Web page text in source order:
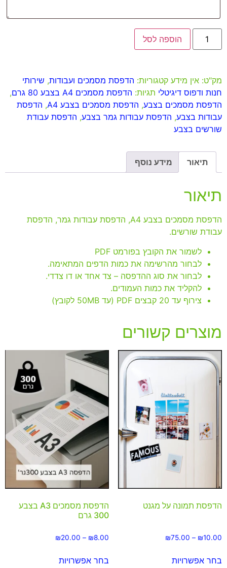
הוספה לסל
מק"ט: אין מידע קטגוריות: הדפסת מסמכים ועבודות, שירותי
חנות ודפוס דיגיטלי תגיות: הדפסת מסמכים A4 בצבע 80 גרם
,
הדפסת מסמכים בצבע, הדפסת מסמכים בצבע A4 , הדפסת
עבודות בצבע, הדפסת עבודות גמר בצבע, הדפסת עבודת
שורשים בצבע
תיאור מידע נוסף
תיאור
הדפסת מסמכים בצבע A4, הדפסת עבודות גמר, הדפסת
עבודת שורשים.
לשמור את הקובץ בפורמט PDF
לבחור מהרשימה את כמות הדפים המתאימה.
לבחור את סוג ההדפסה – צד אחד או דו צדדי.
להקליד את כמות העמודים.
צירוף עד 20 קבצים PDF (עד 50MB לקובץ)
מוצרים קשורים
הדפסת תמונה על מגנט
₪10.00
–
₪75.00
בחר אפשרויות
הדפסת מסמכים A3 בצבע
300 גרם
₪8.00
–
₪20.00
בחר אפשרויות